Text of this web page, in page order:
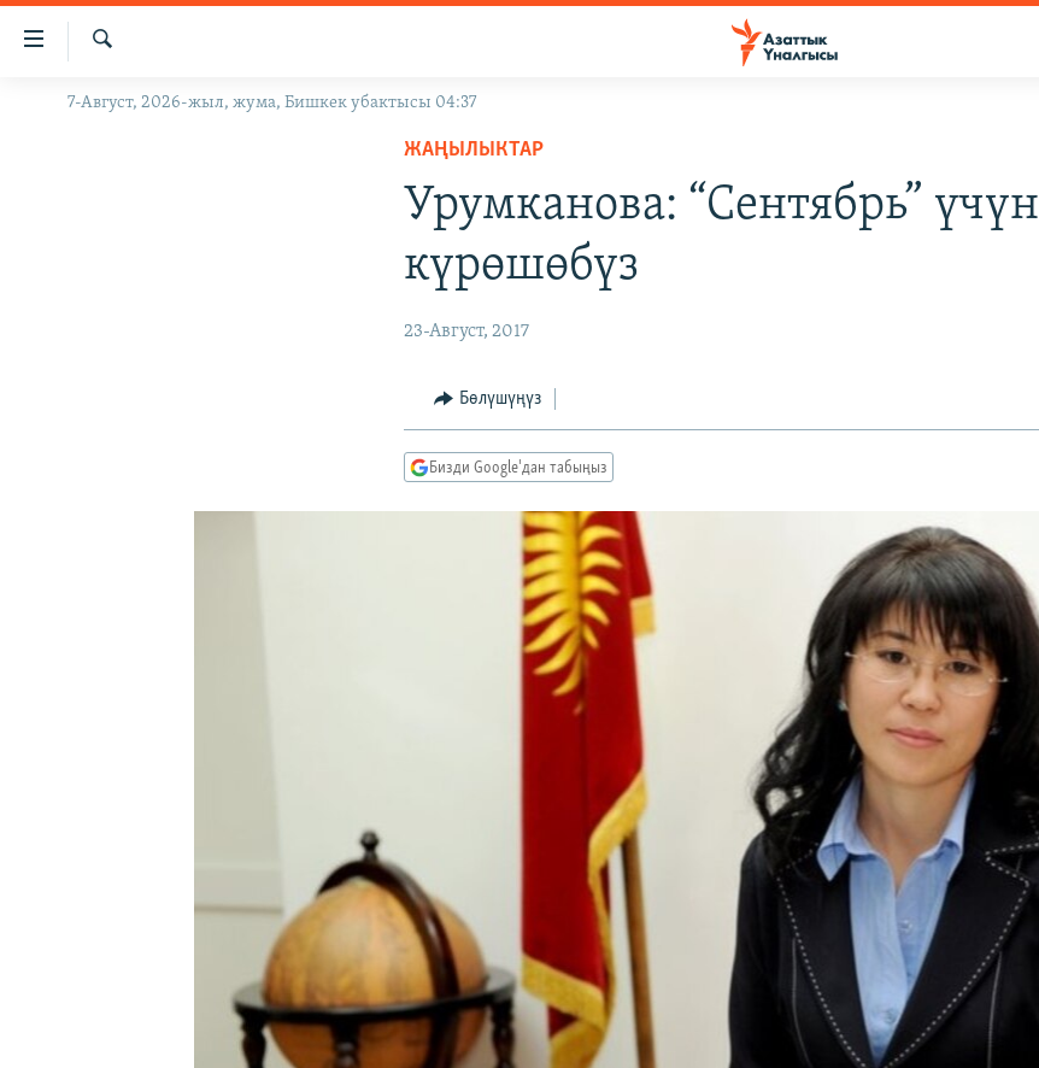
Линктер
Мазмунга
Навигацияга
ЖАҢЫЛЫКТАР
Издөө
7-Август, 2026-жыл, жума, Бишкек убактысы 04:37
ЖАҢЫЛЫКТАР
Урумканова: “Сентябрь” үчүн
күрөшөбүз
23-Август, 2017
Бөлүшүңүз
Бизди Google'дан табыңыз